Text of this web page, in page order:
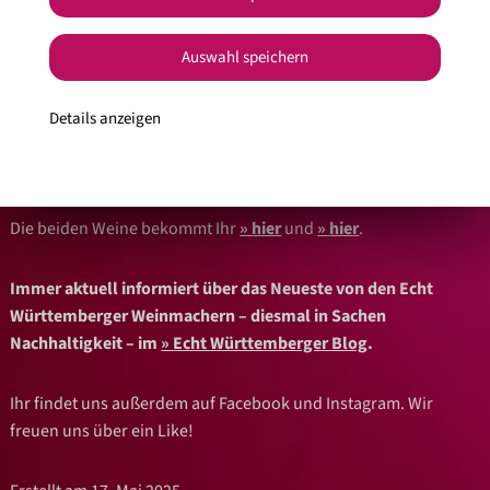
Die ebenfalls trockene Rotwein Cuvée ihrerseits basiert auf dem
„Opa“ unter den PIWIs, dem Regent. Die Cuvée ist geprägt von
Die beiden Weine bekommt Ihr hierund hier.
Immer aktuell informiert über das Neueste von den Echt
Württemberger Weinmachern – diesmal in Sachen
Nachhaltigkeit – im
Echt Württemberger Blog.
Ihr findet uns außerdem auf Facebook und Instagram. Wir
freuen uns über ein Like!
Details anzeigen
Auswahl speichern